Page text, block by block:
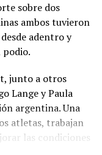
sobre dos
ambos tuvieron
adentro y
podio.
junto a otros
Lange y Paula
argentina. Una
atletas, trabajan
las condiciones